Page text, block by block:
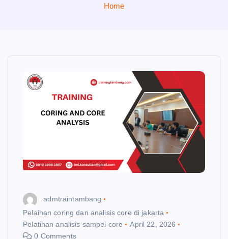
Home
admtraintambang
Pelaihan coring dan analisis core di jakarta
Pelatihan analisis sampel core
April 22, 2026
0 Comments